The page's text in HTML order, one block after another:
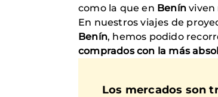
como la que en Benínviven
En nuestros viajes de
Benín, hemos podido
comprados con la más
Los mercados son